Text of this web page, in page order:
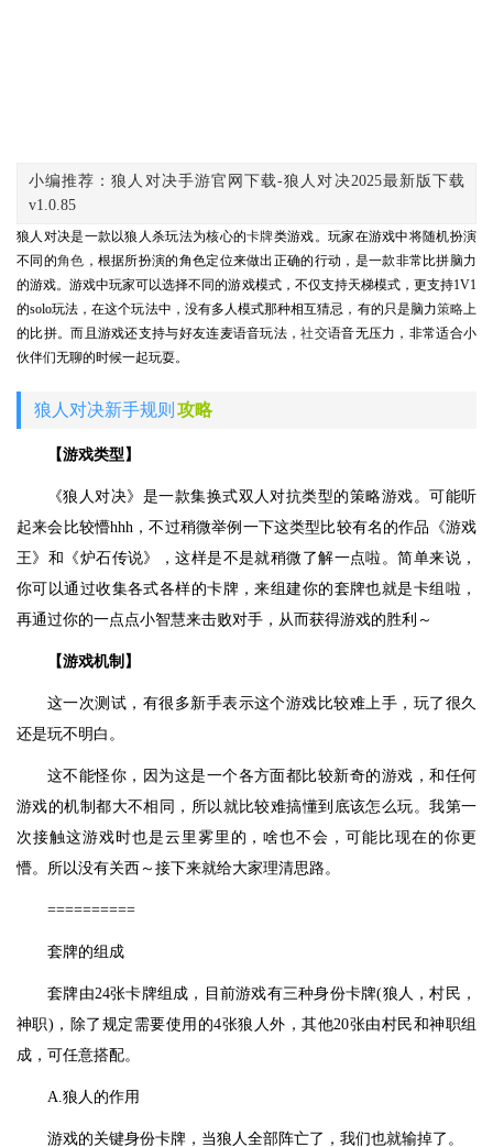
小编推荐：狼人对决手游官网下载-狼人对决2025最新版下载
v1.0.85
狼人对决是一款以狼人杀玩法为核心的卡牌类游戏。玩家在游戏中将随机扮演
不同的角色 ，根据所扮演的角色定位来做出正确的行动，是一款非常比拼脑力
的游戏。游戏中玩家可以选择不同的游戏模式，不仅支持天梯模式，更支持1V1
的solo玩法，在这个玩法中，没有多人模式那种相互猜忌，有的只是脑力策略上
的比拼。而且游戏还支持与好友连麦语音玩法，社交语音无压力，非常适合小
伙伴们无聊的时候一起玩耍。
狼人对决新手规则 攻略
【游戏类型】
《狼人对决》是一款集换式双人对抗类型的策略游戏。可能听
起来会比较懵hhh，不过稍微举例一下这类型比较有名的作品《游戏
王》和《炉石传说》，这样是不是就稍微了解一点啦。简单来说，
你可以通过收集各式各样的卡牌，来组建你的套牌也就是卡组啦，
再通过你的一点点小智慧来击败对手，从而获得游戏的胜利～
【游戏机制】
这一次测试，有很多新手表示这个游戏比较难上手，玩了很久
还是玩不明白。
这不能怪你，因为这是一个各方面都比较新奇的游戏，和任何
游戏的机制都大不相同，所以就比较难搞懂到底该怎么玩。我第一
次接触这游戏时也是云里雾里的，啥也不会，可能比现在的你更
懵。所以没有关西～接下来就给大家理清思路。
==========
套牌的组成
套牌由24张卡牌组成，目前游戏有三种身份卡牌(狼人，村民，
神职)，除了规定需要使用的4张狼人外，其他20张由村民和神职组
成，可任意搭配。
A.狼人的作用
游戏的关键身份卡牌，当狼人全部阵亡了，我们也就输掉了。